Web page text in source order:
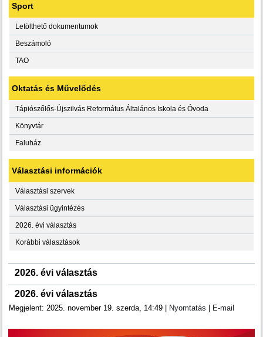
Sport
Letölthető dokumentumok
Beszámoló
TAO
Oktatás és Művelődés
Tápiószőlős-Újszilvás Református Általános Iskola és Óvoda
Könyvtár
Faluház
Választási információk
Választási szervek
Választási ügyintézés
2026. évi választás
Korábbi választások
2026. évi választás
2026. évi választás
Megjelent: 2025. november 19. szerda, 14:49 Nyomtatás E-mail